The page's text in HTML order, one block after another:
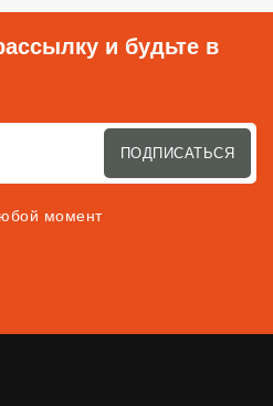
и будьте в
ПОДПИСАТЬСЯ
момент